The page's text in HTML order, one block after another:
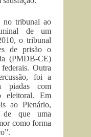
no tribunal ao
de um
o tribunal
de prisão o
(PMDB-CE)
Outra
foi a
piadas com
eleitoral. Em
ao Plenário,
de que uma
como forma